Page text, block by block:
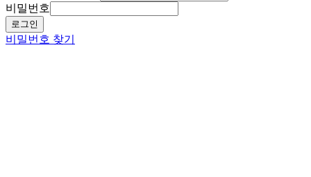
비밀번호
로그인
비밀번호 찾기